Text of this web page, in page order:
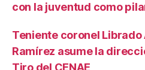
con la juventud como
Teniente coronel
Ramírez asume la
Tiro del CENAE